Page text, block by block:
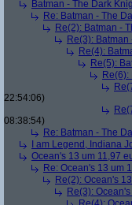
Batman - The Dark
Re: Batman - The
Re(2): Batman -
Re(3):
Re(4):
Re(5):
22:54:06)
08:38:54)
Re: Batman - The
I am Legend, Indiana
Ocean's 13 um 11,97
Re: Ocean's 13 um
Re(2): Ocean's
Re(3):